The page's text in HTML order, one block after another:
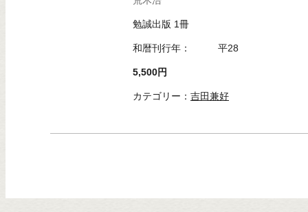
勉誠出版 1冊
和暦刊行年： 平28
5,500円
カテゴリー： 吉田兼好